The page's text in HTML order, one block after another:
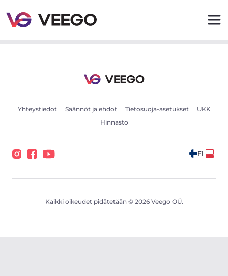
Yhteystiedot Säännöt ja ehdot Tietosuoja-asetukset
UKK
Hinnasto
FI
Kaikki oikeudet pidätetään © 2026 Veego OÜ.